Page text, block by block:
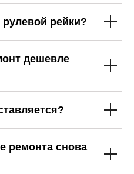
рейки?
дешевле
ремонта снова